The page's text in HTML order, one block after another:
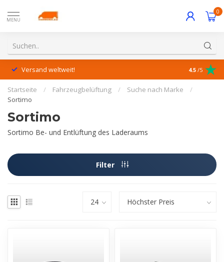
MENU
0
Versand weltweit! 4.5 /5
Startseite / Fahrzeugbelüftung / Suche nach Marke
/
Sortimo
Sortimo
Sortimo Be- und Entlüftung des Laderaums
Filter